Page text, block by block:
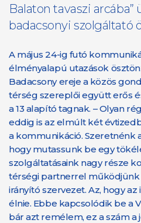
Balaton tavaszi
badacsonyi szolgáltató
A május 24-ig futó
élményalapú utazások
Badacsony ereje a közös
térség szereplői együtt erős
a 13 alapító tagnak. – Olyan
eddig is az elmúlt két
a kommunikáció. Szeretnénk
hogy mutassunk be egy
szolgáltatásaink nagy része
térségi partnerrel működjünk
irányító szervezet. Az, hogy
élnie. Ebbe kapcsolódik be a
bár azt remélem, ez a szám